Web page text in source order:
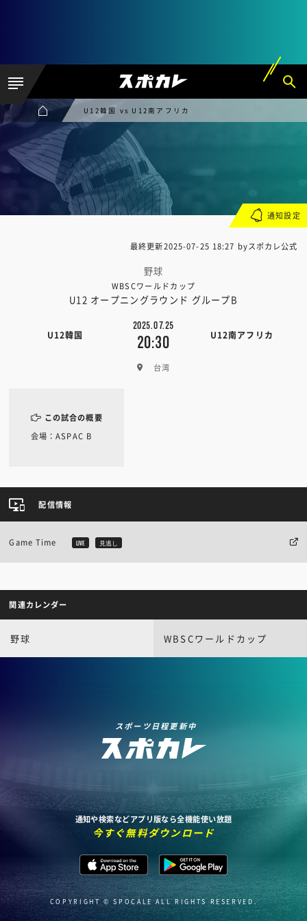
U12韓国 vs U12南アフリカ
最終更新2025-07-25 18:27 byスポカレ公式
野球
WBSCワールドカップ
U12 オープニングラウンド グループB
U12韓国
2025.07.25
20:30 U12南アフリカ
台湾
通知設定
この試合の概要
会場：ASPAC B
配信情報
Game Time LIVE 見逃し
関連カレンダー
野球 WBSCワールドカップ
スポーツ日程更新中
通知や検索などアプリ版なら全機能使い放題
今すぐ無料ダウンロード
COPYRIGHT © SPOCALE ALL RIGHTS RESERVED.